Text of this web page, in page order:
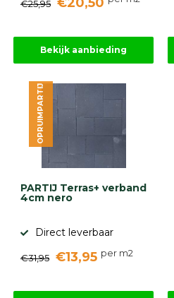
Halfverharding
Beplantings
betonelementen
Overig
Kunstgras
Aanbiedingen
tuinproject
(informatie)
9.1
€25,95
Bekijk aanbieding
PARTIJ Terras+ verband
4cm nero
Direct leverbaar
€31,95 €13,95 per m2
OPRUIMPARTIJ